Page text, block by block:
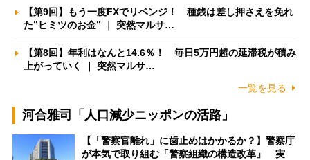
【第9回】もう一度FXでリベンジ！ 種銭は差し押さえを免れ
た”ヒミツのお金” ｜ 突然マルサ…
【第8回】年利はなんと14.6％！ 毎日5万円超の延滞税が積み
上がっていく ｜ 突然マルサ…
一覧を見る
河合雅司「人口減少ニッポンの活路」
【「警察官離れ」に歯止めはかかるか？】警察庁
が本気で取り組む「警察組織の構造改革」 実